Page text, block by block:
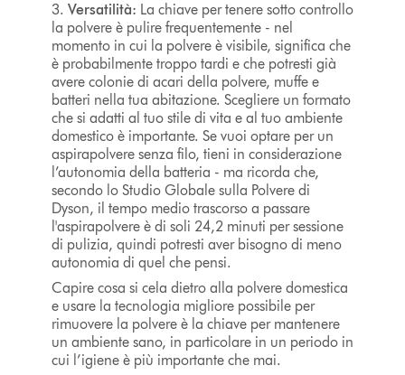
3. Versatilità: La chiave per tenere sotto controllo
la polvere è pulire frequentemente - nel
momento in cui la polvere è visibile, significa che
è probabilmente troppo tardi e che potresti già
avere colonie di acari della polvere, muffe e
batteri nella tua abitazione. Scegliere un formato
che si adatti al tuo stile di vita e al tuo ambiente
domestico è importante. Se vuoi optare per un
aspirapolvere senza filo, tieni in considerazione
l’autonomia della batteria - ma ricorda che,
secondo lo Studio Globale sulla Polvere di
Dyson, il tempo medio trascorso a passare
l'aspirapolvere è di soli 24,2 minuti per sessione
di pulizia, quindi potresti aver bisogno di meno
autonomia di quel che pensi.
Capire cosa si cela dietro alla polvere domestica
e usare la tecnologia migliore possibile per
rimuovere la polvere è la chiave per mantenere
un ambiente sano, in particolare in un periodo in
cui l’igiene è più importante che mai.